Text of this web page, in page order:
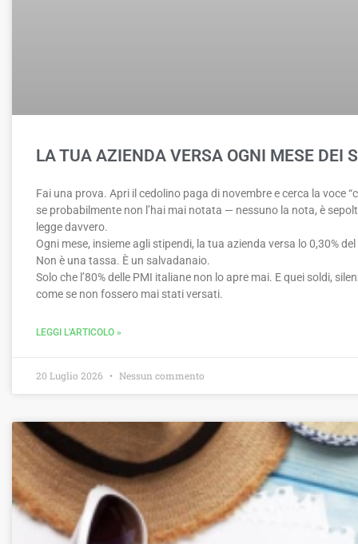
LA TUA AZIENDA VERSA OGNI MESE DEI
Fai una prova. Apri il cedolino paga di novembre e cerca la voce
se probabilmente non l’hai mai notata — nessuno la nota, è
legge davvero.
Ogni mese, insieme agli stipendi, la tua azienda versa lo 0,30%
Non è una tassa. È un salvadanaio.
Solo che l’80% delle PMI italiane non lo apre mai. E quei soldi,
come se non fossero mai stati versati.
LEGGI L'ARTICOLO »
20 Luglio 2026 Nessun commento